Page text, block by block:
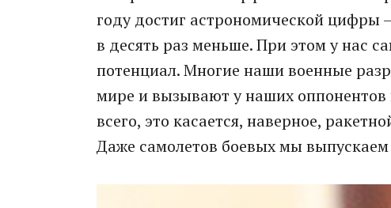
году достиг астрономической цифры
в десять раз меньше. При этом у нас
потенциал. Многие наши военные
мире и вызывают у наших
всего, это касается, наверное,
Даже самолетов боевых мы